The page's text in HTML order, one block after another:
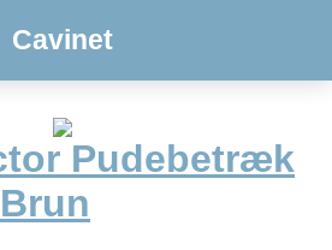
Cavinet
Pudebetræk